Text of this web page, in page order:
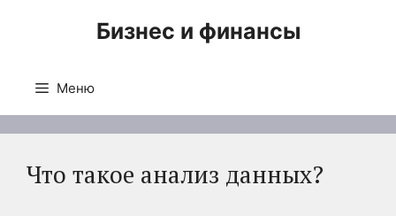
Бизнес и финансы
Меню
Что такое анализ данных?